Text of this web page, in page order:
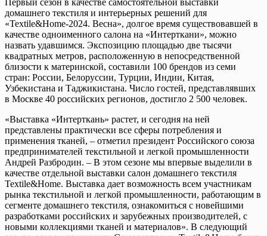
домашнего текстиля и интерьерных решений для
«Textile&Home-2024. Весна», долгое время существовавшей в
качестве одноименного салона на «Интерткани», можно
назвать удавшимся. Экспозицию площадью две тысячи
квадратных метров, расположенную в непосредственной
близости к материнской, составили 100 брендов из семи
стран: России, Белоруссии, Турции, Индии, Китая,
Узбекистана и Таджикистана. Число гостей, представлявших
в Москве 40 российских регионов, достигло 2 500 человек.
«Выставка «Интерткань» растет, и сегодня на ней
представлены практически все сферы потребления и
применения тканей, – отметил президент Российского союза
предпринимателей текстильной и легкой промышленности
Андрей Разбродин. – В этом сезоне мы впервые выделили в
качестве отдельной выставки салон домашнего текстиля
Textile&Home. Выставка дает возможность всем участникам
рынка текстильной и легкой промышленности, работающим в
сегменте домашнего текстиля, ознакомиться с новейшими
разработками российских и зарубежных производителей, с
новыми коллекциями тканей и материалов». В следующий